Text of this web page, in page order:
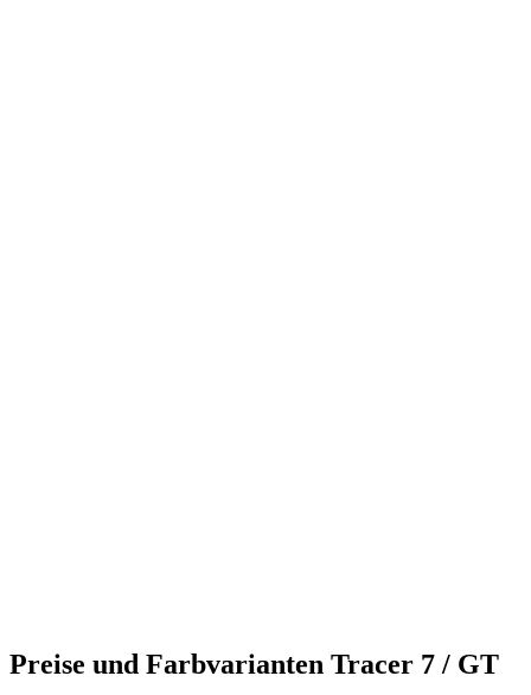
Preise und Farbvarianten Tracer 7 / GT